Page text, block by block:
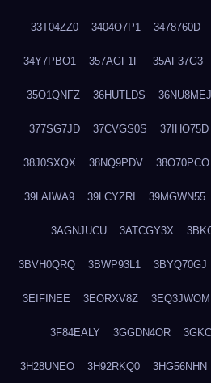
33T04ZZ0 3404O7P1 3478760D
34Y7PBO1 357AGF1F 35AF37G3
35O1QNFZ 36HUTLDS 36NU8MEJ
377SG7JD 37CVGS0S 37IHO75D
38J0SXQX 38NQ9PDV 38O70PCO
39LAIWA9 39LCYZRI 39MGWN55
3AGNJUCU 3ATCGY3X
3BVH0QRQ 3BWP93L1 3BYQ70GJ
3EIFINEE 3EORXV8Z 3EQ3JWOM
3F84EALY 3GGDN4OR
3H28UNEO 3H92RKQ0 3HG56NHN